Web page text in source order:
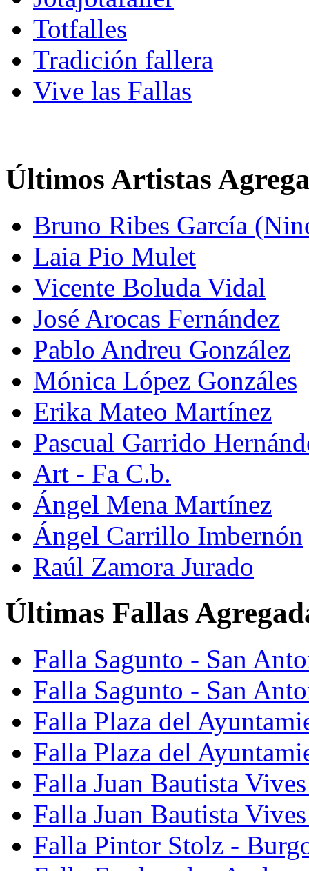
Totfalles
Tradición fallera
Vive las Fallas
Últimos Artistas
Bruno Ribes García
Laia Pio Mulet
Vicente Boluda Vidal
José Arocas Fernández
Pablo Andreu González
Mónica López Gonzáles
Erika Mateo Martínez
Pascual Garrido
Art - Fa C.b.
Ángel Mena Martínez
Ángel Carrillo Imbernón
Raúl Zamora Jurado
Últimas Fallas
Falla Sagunto - San
Falla Sagunto - San
Falla Plaza del
Falla Plaza del
Falla Juan Bautista
Falla Juan Bautista
Falla Pintor Stolz -